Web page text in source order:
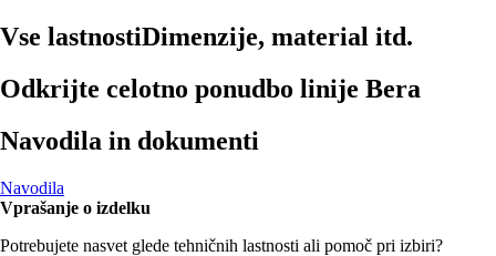
Vse lastnostiDimenzije, material itd.
Odkrijte celotno ponudbo linije Bera
Navodila in dokumenti
Navodila
Vprašanje o izdelku
Potrebujete nasvet glede tehničnih lastnosti ali pomoč pri izbiri?